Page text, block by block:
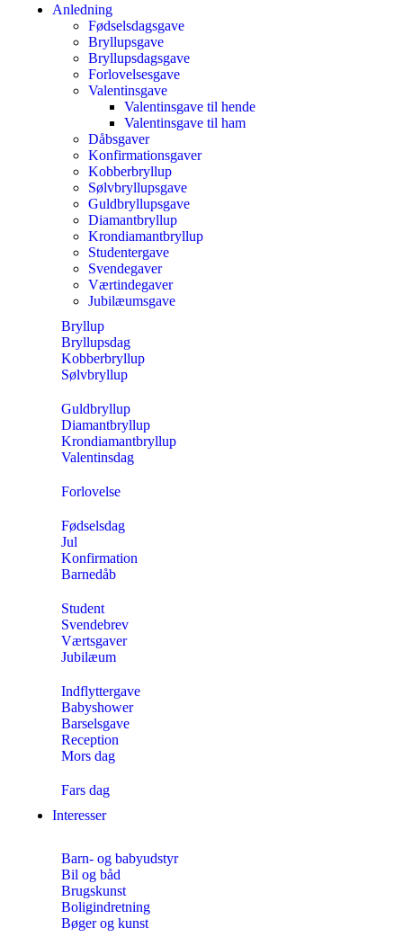
Anledning
Fødselsdagsgave
Bryllupsgave
Bryllupsdagsgave
Forlovelsesgave
Valentinsgave
Valentinsgave til hende
Valentinsgave til ham
Dåbsgaver
Konfirmationsgaver
Kobberbryllup
Sølvbryllupsgave
Guldbryllupsgave
Diamantbryllup
Krondiamantbryllup
Studentergave
Svendegaver
Værtindegaver
Jubilæumsgave
Bryllup
Bryllupsdag
Kobberbryllup
Sølvbryllup
Guldbryllup
Diamantbryllup
Krondiamantbryllup
Valentinsdag
Forlovelse
Fødselsdag
Jul
Konfirmation
Barnedåb
Student
Svendebrev
Værtsgaver
Jubilæum
Indflyttergave
Babyshower
Barselsgave
Reception
Mors dag
Fars dag
Interesser
Barn- og babyudstyr
Bil og båd
Brugskunst
Boligindretning
Bøger og kunst